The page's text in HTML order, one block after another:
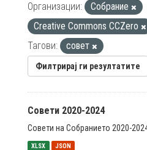
Организации: Собрание
Creative Commons CCZero
Тагови:
совет
Филтрирај ги резултатите
Совети 2020-2024
Совети на Собранието 2020-
XLSX JSON